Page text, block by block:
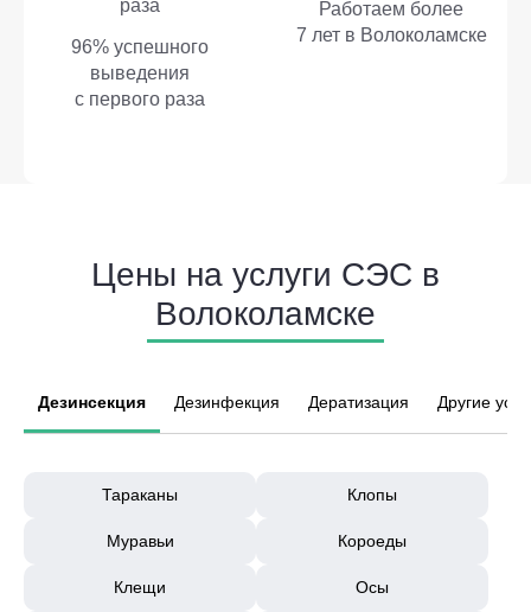
96% успешного
выведения
с первого раза
Работаем более
7 лет в Волоколамске
Цены на услуги СЭС в
Волоколамске
Дезинсекция Дезинфекция Дератизация Другие
Тараканы Клопы
Муравьи Короеды
Клещи Осы